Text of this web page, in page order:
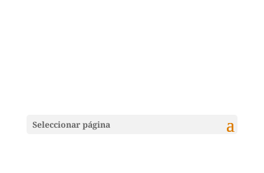
Seleccionar página